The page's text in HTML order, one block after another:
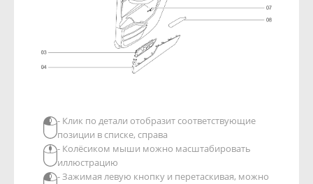
- Клик по детали отобразит соответствующие
позиции в списке, справа
- Колёсиком мыши можно масштабировать
иллюстрацию
- Зажимая левую кнопку и перетаскивая, можно